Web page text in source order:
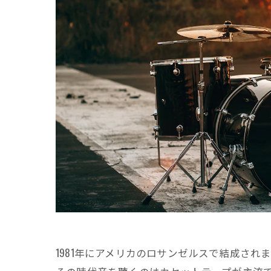
1981年にアメリカのロサンゼルスで結成され